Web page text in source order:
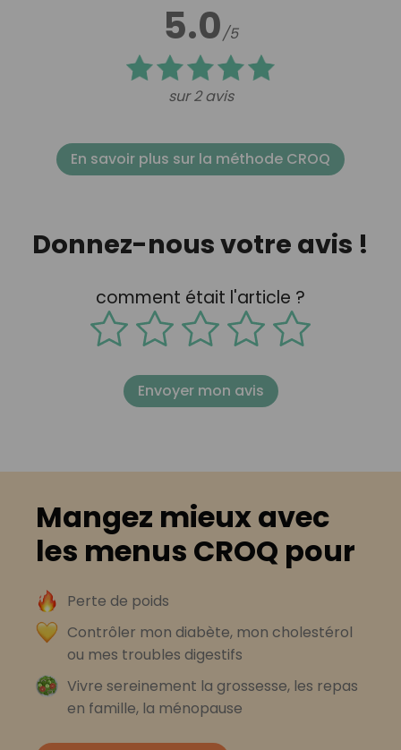
5.0/5
sur 2 avis
En savoir plus sur la méthode CROQ
Donnez-nous votre avis !
comment était l'article ?
Envoyer mon avis
Mangez mieux avec
les menus CROQ pour
Perte de poids
Contrôler mon diabète, mon cholestérol
ou mes troubles digestifs
Vivre sereinement la grossesse, les repas
en famille, la ménopause